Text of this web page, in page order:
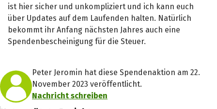
ist hier sicher und unkompliziert und ich kann euch
über Updates auf dem Laufenden halten. Natürlich
bekommt ihr Anfang nächsten Jahres auch eine
Spendenbescheinigung für die Steuer.
Peter Jeromin hat diese Spendenaktion am 22.
November 2023 veröffentlicht.
Nachricht schreiben